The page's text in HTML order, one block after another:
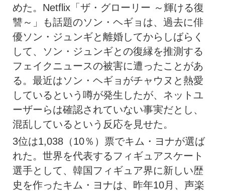
めた。Netflix「ザ・グローリー ～輝ける復
讐～」も話題のソン・ヘギョは、過去に俳
優ソン・ジュンギと離婚してからしばらく
して、ソン・ジュンギとの復縁を推測する
フェイクニュースの被害に遭ったことがあ
る。最近はソン・ヘギョがチャウヌと熱愛
しているという噂が発生したが、ネットユ
ーザーらは確認されていない事実だとし、
混乱しているという反応を見せた。
3位は1,038（10％）票でキム・ヨナが選ば
れた。世界を代表するフィギュアスケート
選手として、韓国フィギュア界に新しい歴
史を作ったキム・ヨナは、昨年10月、声楽